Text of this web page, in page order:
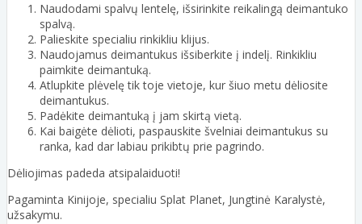
Naudodami spalvų lentelę, išsirinkite reikalingą deimantuko
spalvą.
Palieskite specialiu rinkikliu klijus.
Naudojamus deimantukus išsiberkite į indelį. Rinkikliu
paimkite deimantuką.
Atlupkite plėvelę tik toje vietoje, kur šiuo metu dėliosite
deimantukus.
Padėkite deimantuką į jam skirtą vietą.
Kai baigėte dėlioti, paspauskite švelniai deimantukus su
ranka, kad dar labiau prikibtų prie pagrindo.
Dėliojimas padeda atsipalaiduoti!
Pagaminta Kinijoje, specialiu Splat Planet, Jungtinė Karalystė,
užsakymu.